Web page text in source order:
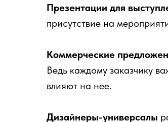
Презентации для
присутствие на
Коммерческие
Ведь каждому заказчику
влияют на нее.
Дизайнеры-универсалы